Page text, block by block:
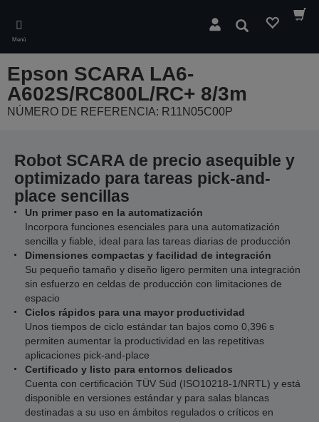
main
content
Menú
Buscar
Epson SCARA LA6-
A602S/RC800L/RC+ 8/3m
NÚMERO DE REFERENCIA: R11N05C00P
Robot SCARA de precio asequible y
optimizado para tareas pick-and-
place sencillas
Un primer paso en la automatización
Incorpora funciones esenciales para una automatización
sencilla y fiable, ideal para las tareas diarias de producción
Dimensiones compactas y facilidad de integración
Su pequeño tamaño y diseño ligero permiten una integración
sin esfuerzo en celdas de producción con limitaciones de
espacio
Ciclos rápidos para una mayor productividad
Unos tiempos de ciclo estándar tan bajos como 0,396 s
permiten aumentar la productividad en las repetitivas
aplicaciones pick-and-place
Certificado y listo para entornos delicados
Cuenta con certificación TÜV Süd (ISO10218‑1/NRTL) y está
disponible en versiones estándar y para salas blancas
destinadas a su uso en ámbitos regulados o críticos en